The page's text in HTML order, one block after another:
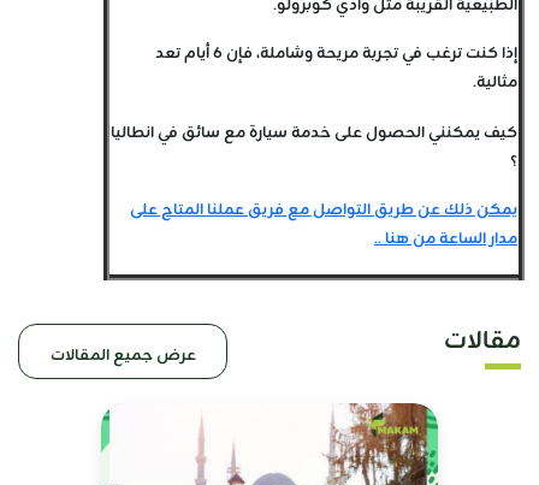
الطبيعية القريبة مثل وادي كوبرولو.
إذا كنت ترغب في تجربة مريحة وشاملة، فإن 6 أيام تعد
مثالية.
كيف يمكنني الحصول على خدمة سيارة مع سائق في انطاليا
؟
يمكن ذلك عن طريق التواصل مع فريق عملنا المتاح على
مدار الساعة من هنا ..
مقالات عرض جميع المقالات